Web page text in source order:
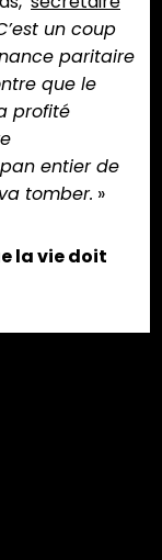
un coup
paritaire
que le
profité
entier de
tomber. »
la vie doit